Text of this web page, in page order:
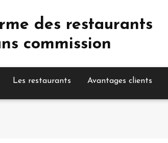
des restaurants
commission
Les restaurants Avantages clients